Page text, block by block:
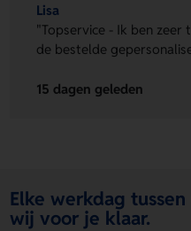
Lisa
"Topservice - Ik ben zeer
de bestelde
15 dagen geleden
Elke werkdag
wij voor je klaar.